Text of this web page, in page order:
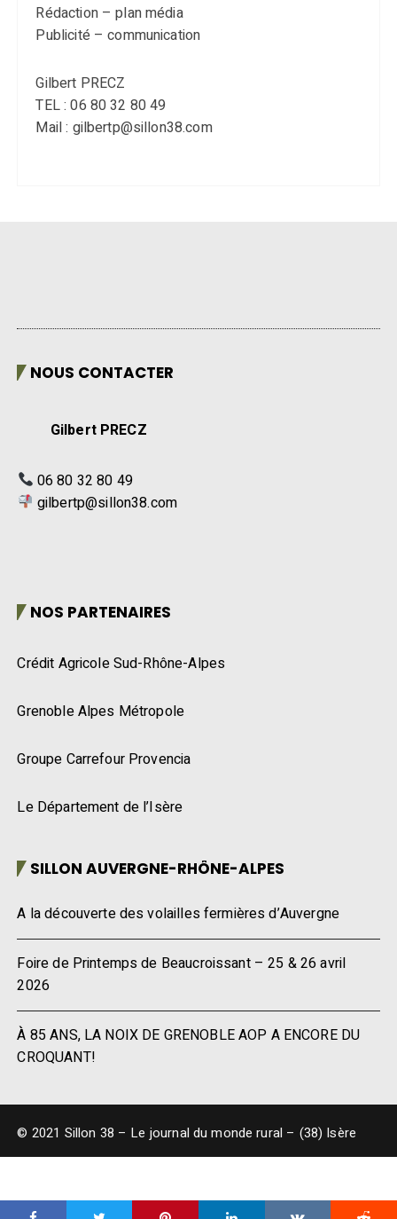
Rédaction – plan média
Publicité – communication
Gilbert PRECZ
TEL : 06 80 32 80 49
Mail : gilbertp@sillon38.com
NOUS CONTACTER
Gilbert PRECZ
06 80 32 80 49
gilbertp@sillon38.com
NOS PARTENAIRES
Crédit Agricole Sud-Rhône-Alpes
Grenoble Alpes Métropole
Groupe Carrefour Provencia
Le Département de l’Isère
SILLON AUVERGNE-RHÔNE-ALPES
A la découverte des volailles fermières d’Auvergne
Foire de Printemps de Beaucroissant – 25 & 26 avril
2026
À 85 ANS, LA NOIX DE GRENOBLE AOP A ENCORE DU
CROQUANT!
© 2021 Sillon 38 – Le journal du monde rural – (38) Isère